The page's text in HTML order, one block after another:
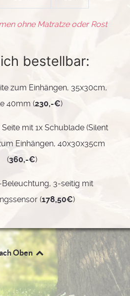
ohne Matratze oder Rost
bestellbar:
zum Einhängen, 35x30cm,
40mm (230,-€)
mit 1x Schublade (Silent
Einhängen, 40x30x35cm
(360,-€)
Beleuchtung, 3-seitig mit
(178,50€)
Oben